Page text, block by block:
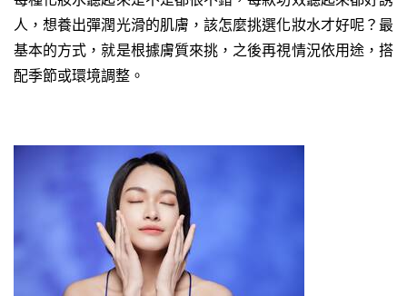
人，想養出彈潤光滑的肌膚，該怎麼挑選化妝水才好呢？最
基本的方式，就是根據膚質來挑，之後再視情況依用途，搭
配季節或環境調整。